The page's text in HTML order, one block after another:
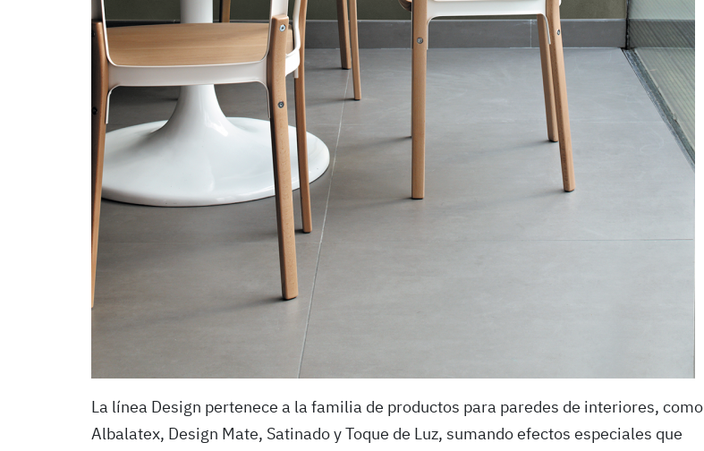
La línea Design pertenece a la familia de productos para paredes de interiores, como
Albalatex, Design Mate, Satinado y Toque de Luz, sumando efectos especiales que